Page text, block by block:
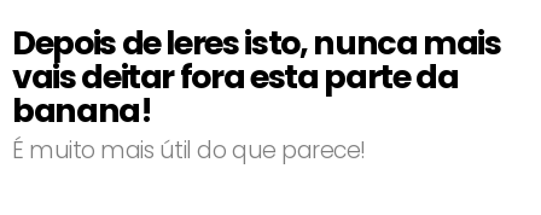
Depois de leres isto, nunca mais
vais deitar fora esta parte da
banana!
É muito mais útil do que parece!